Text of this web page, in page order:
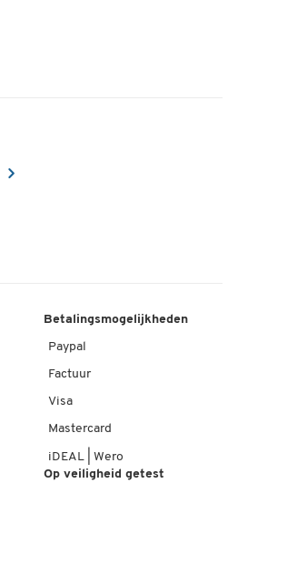
Betalingsmogelijkheden
Paypal
Factuur
Visa
Mastercard
iDEAL | Wero
Op veiligheid getest